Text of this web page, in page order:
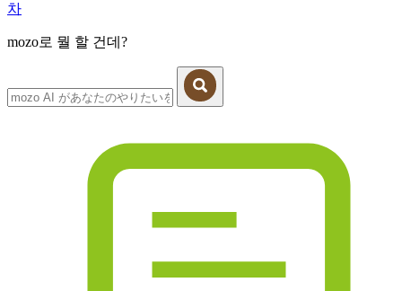
차
mozo로 뭘 할 건데?